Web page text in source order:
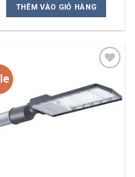
₫.
là:
677.100 ₫.
THÊM VÀO GIỎ HÀNG
Add to